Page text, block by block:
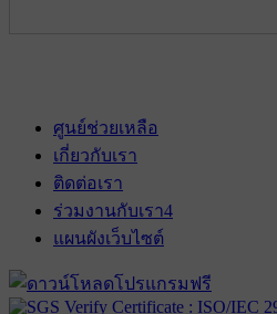
ศูนย์ช่วยเหลือ
เกี่ยวกับเรา
ติดต่อเรา
ร่วมงานกับเรา4
แผนผังเว็บไซต์